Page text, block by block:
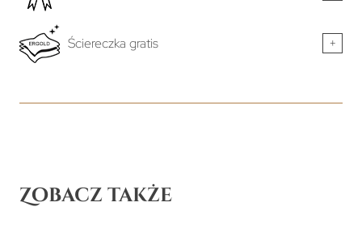
Ściereczka gratis +
Zobacz także